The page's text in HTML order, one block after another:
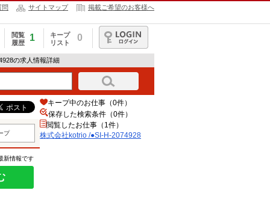
問 サイトマップ 掲載ご希望のお客様へ
閲覧
履歴
1
キープ
リスト
0
ログイン
の求人情報詳細
プ
新情報です
キープ中のお仕事（0件）
保存した検索条件（0件）
閲覧したお仕事（1件）
株式会社kotrio /●SI-H-2074928